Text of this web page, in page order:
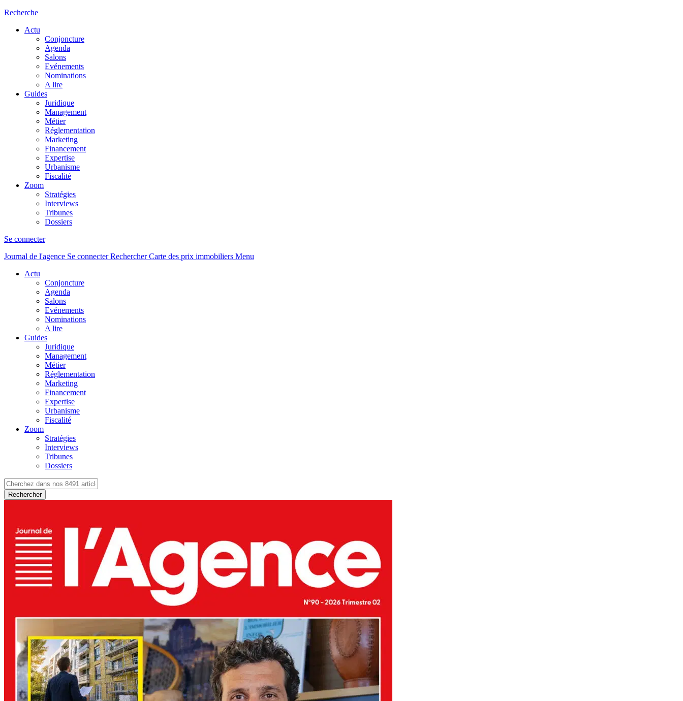
Recherche
Actu
Conjoncture
Agenda
Salons
Evénements
Nominations
A lire
Guides
Juridique
Management
Métier
Réglementation
Marketing
Financement
Expertise
Urbanisme
Fiscalité
Zoom
Stratégies
Interviews
Tribunes
Dossiers
Se connecter
Journal de l'agence Se connecterRechercher Carte des prix immobiliers Menu
Actu
Conjoncture
Agenda
Salons
Evénements
Nominations
A lire
Guides
Juridique
Management
Métier
Réglementation
Marketing
Financement
Expertise
Urbanisme
Fiscalité
Zoom
Stratégies
Interviews
Tribunes
Dossiers
Rechercher